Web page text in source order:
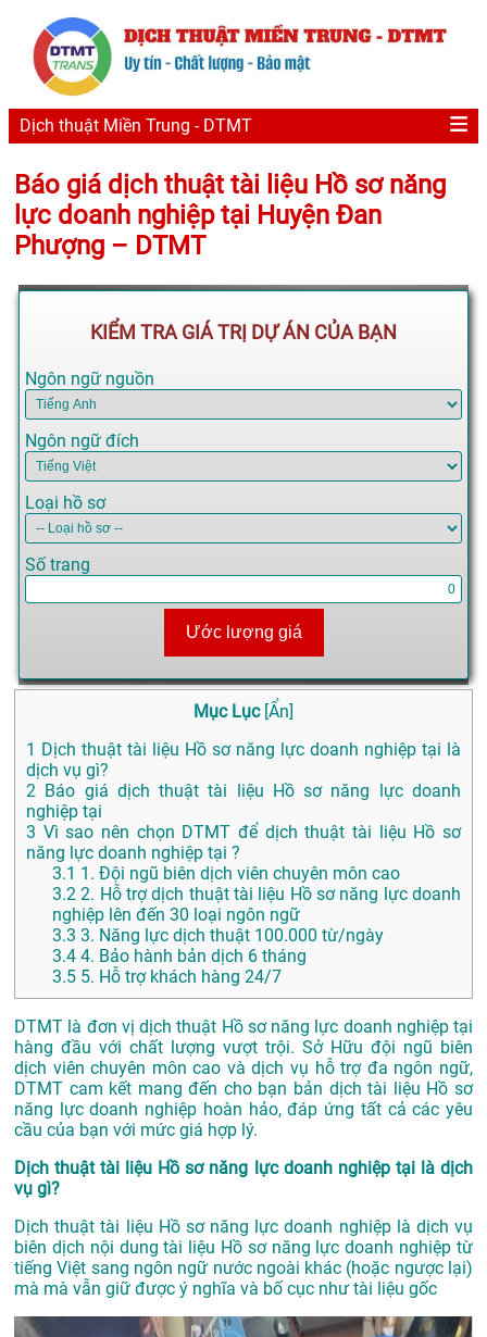
Dịch thuật Miền Trung - DTMT
Báo giá dịch thuật tài liệu Hồ sơ năng
lực doanh nghiệp tại Huyện Đan
Phượng – DTMT
KIỂM TRA GIÁ TRỊ DỰ ÁN CỦA BẠN
Ngôn ngữ nguồn
Ngôn ngữ đích
Loại hồ sơ
Số trang
Ước lượng giá
Mục Lục [Ẩn]
1 Dịch thuật tài liệu Hồ sơ năng lực doanh nghiệp tại là
dịch vụ gì?
2 Báo giá dịch thuật tài liệu Hồ sơ năng lực doanh
nghiệp tại
3 Vì sao nên chọn DTMT để dịch thuật tài liệu Hồ sơ
năng lực doanh nghiệp tại ?
3.1 1. Đội ngũ biên dịch viên chuyên môn cao
3.2 2. Hỗ trợ dịch thuật tài liệu Hồ sơ năng lực doanh
nghiệp lên đến 30 loại ngôn ngữ
3.3 3. Năng lực dịch thuật 100.000 từ/ngày
3.4 4. Bảo hành bản dịch 6 tháng
3.5 5. Hỗ trợ khách hàng 24/7
DTMT là đơn vị dịch thuật Hồ sơ năng lực doanh nghiệp tại
hàng đầu với chất lượng vượt trội. Sở Hữu đội ngũ biên
dịch viên chuyên môn cao và dịch vụ hỗ trợ đa ngôn ngữ,
DTMT cam kết mang đến cho bạn bản dịch tài liệu Hồ sơ
năng lực doanh nghiệp hoàn hảo, đáp ứng tất cả các yêu
cầu của bạn với mức giá hợp lý.
Dịch thuật tài liệu Hồ sơ năng lực doanh nghiệp tại là dịch
vụ gì?
Dịch thuật tài liệu Hồ sơ năng lực doanh nghiệp là dịch vụ
biên dịch nội dung tài liệu Hồ sơ năng lực doanh nghiệp từ
tiếng Việt sang ngôn ngữ nước ngoài khác (hoặc ngược lại)
mà mà vẫn giữ được ý nghĩa và bố cục như tài liệu gốc